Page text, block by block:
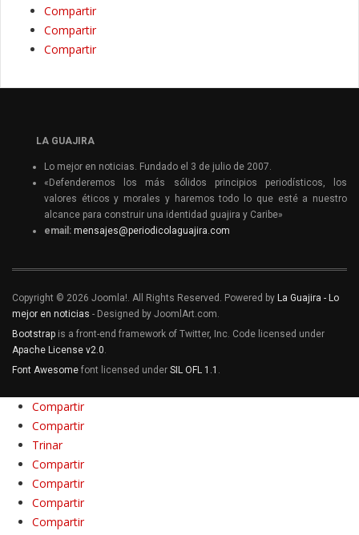
Compartir
Compartir
Compartir
LA GUAJIRA
Lo mejor en noticias. Fundado el 3 de julio de 2007.
«Defenderemos los más sólidos principios periodísticos, los
valores éticos y morales y haremos todo lo que esté a nuestro
alcance para construir una identidad guajira y Caribe»
email: mensajes@periodicolaguajira.com
Copyright © 2026 Joomla!. All Rights Reserved. Powered by La Guajira - Lo
mejor en noticias - Designed by JoomlArt.com.
Bootstrap is a front-end framework of Twitter, Inc. Code licensed under
Apache License v2.0
Font Awesome font licensed under SIL OFL 1.1
Compartir
Compartir
Trinar
Compartir
Compartir
Compartir
Compartir